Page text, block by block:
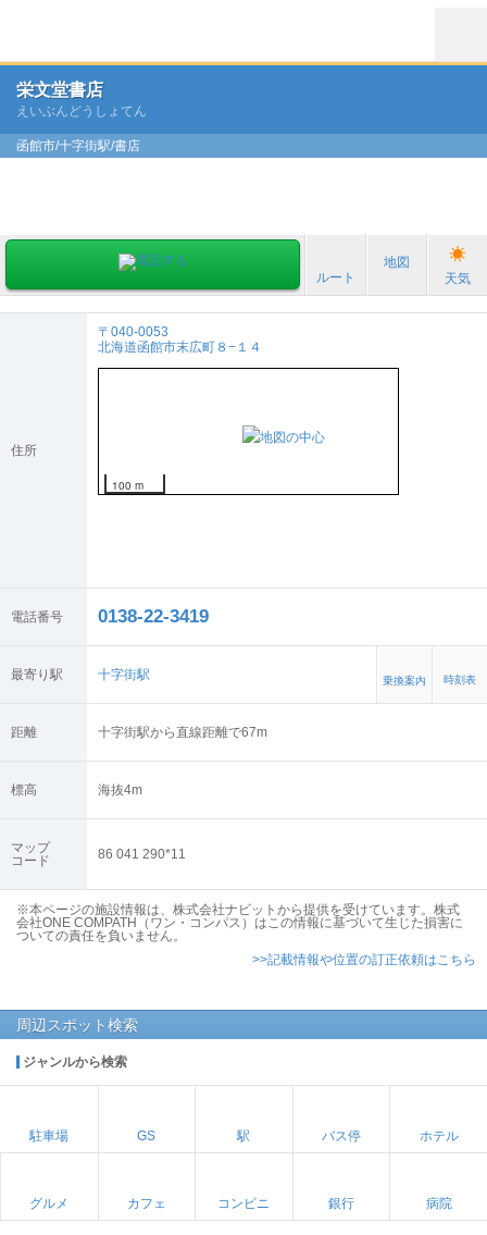
栄文堂書店
えいぶんどうしょてん
函館市/十字街駅/書店
ルート
地図
天気
住所
〒040-0053
北海道函館市末広町８−１４
100 m
電話番号 0138-22-3419
最寄り駅 十字街駅 乗換案内 時刻表
距離 十字街駅から直線距離で67m
標高 海抜4m
マップ
コード
86 041 290*11
※本ページの施設情報は、株式会社ナビットから提供を受けています。株式
会社ONE COMPATH（ワン・コンパス）はこの情報に基づいて生じた損害に
ついての責任を負いません。
>>記載情報や位置の訂正依頼はこちら
周辺スポット検索
ジャンルから検索
駐車場 GS 駅 バス停 ホテル
グルメ カフェ コンビニ 銀行 病院